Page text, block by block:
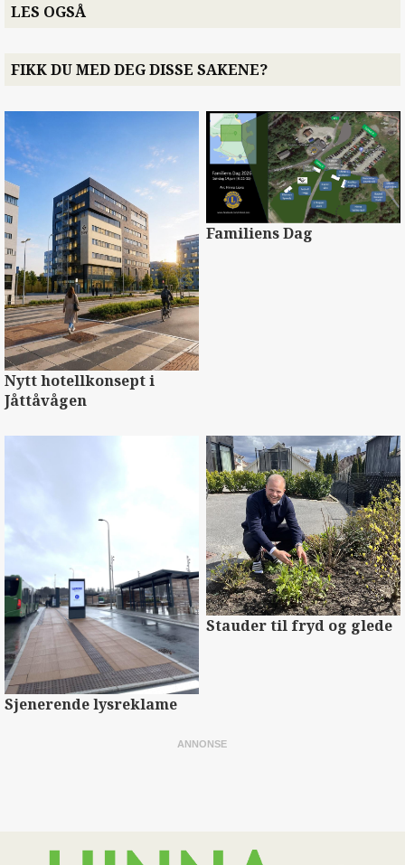
LES OGSÅ
FIKK DU MED DEG DISSE SAKENE?
Nytt hotellkonsept i
Jåttåvågen
Familiens Dag
Sjenerende lysreklame
Stauder til fryd og glede